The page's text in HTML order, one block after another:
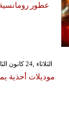
عطور
GMT 17:46 2023 الثلاثاء ,24 كانون الثاني / يناير
موديلات أحذية